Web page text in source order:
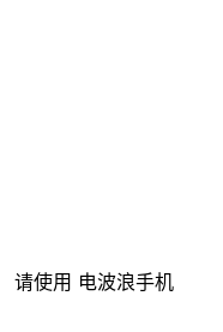
请使用 电波浪手机